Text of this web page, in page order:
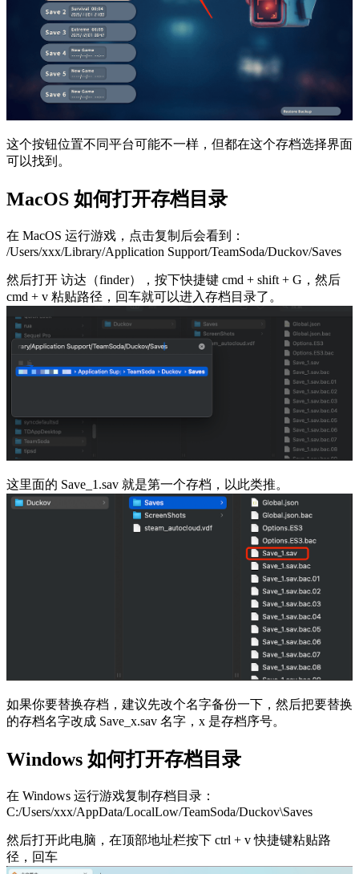
这个按钮位置不同平台可能不一样，但都在这个存档选择界面
可以找到。
MacOS 如何打开存档目录
在 MacOS 运行游戏，点击复制后会看到：
/Users/xxx/Library/Application Support/TeamSoda/Duckov/Saves
然后打开 访达（finder），按下快捷键 cmd + shift + G，然后
cmd + v 粘贴路径，回车就可以进入存档目录了。
这里面的 Save_1.sav 就是第一个存档，以此类推。
如果你要替换存档，建议先改个名字备份一下，然后把要替换
的存档名字改成 Save_x.sav 名字，x 是存档序号。
Windows 如何打开存档目录
在 Windows 运行游戏复制存档目录：
C:/Users/xxx/AppData/LocalLow/TeamSoda/Duckov\Saves
然后打开此电脑，在顶部地址栏按下 ctrl + v 快捷键粘贴路
径，回车